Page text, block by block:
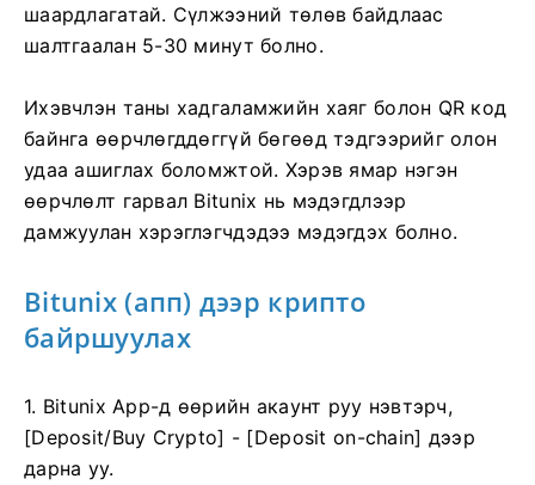
шаардлагатай. Сүлжээний төлөв байдлаас
шалтгаалан 5-30 минут болно.
Ихэвчлэн таны хадгаламжийн хаяг болон QR код
байнга өөрчлөгддөггүй бөгөөд тэдгээрийг олон
удаа ашиглах боломжтой. Хэрэв ямар нэгэн
өөрчлөлт гарвал Bitunix нь мэдэгдлээр
дамжуулан хэрэглэгчдэдээ мэдэгдэх болно.
Bitunix (апп) дээр крипто
байршуулах
1. Bitunix App-д өөрийн акаунт руу нэвтэрч,
[Deposit/Buy Crypto] - [Deposit on-chain] дээр
дарна уу.